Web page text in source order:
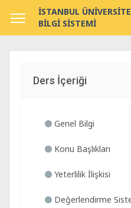
İSTANBUL
BİLGİ SİSTEMİ
Ders İçeriği
Genel Bilgi
Konu Başlıkları
Yeterlilik İlişkisi
Değerlendirme